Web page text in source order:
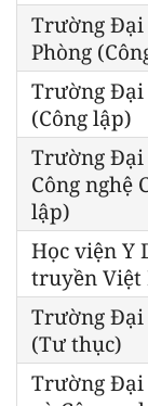
Trường Đại
Phòng
Trường Đại
(Công lập)
Trường Đại
Công nghệ
lập)
Học viện Y
truyền Việt
Trường Đại
(Tư thục)
Trường Đại